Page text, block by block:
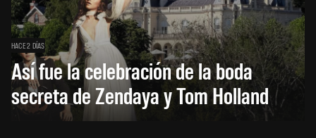
HACE 2 DÍAS
Así fue la celebración de la boda
secreta de Zendaya y Tom Holland